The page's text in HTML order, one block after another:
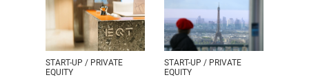
START-UP / PRIVATE
EQUITY
START-UP / PRIVATE
EQUITY